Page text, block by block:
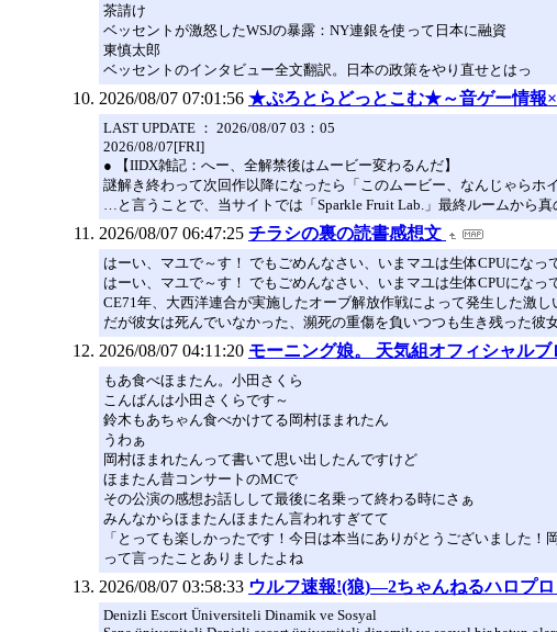
茶請け
ベッセントが激怒したWSJの暴露：NY連銀を使って日本に融資
東慎太郎
ベッセントのインタビュー全文翻訳。日本の政策をやり直せとはっ
2026/08/07 07:01:56 ★ぷろとらどっとこむ★～音ゲー情報×
LAST UPDATE ： 2026/08/07 03：05
2026/08/07[FRI]
● 【IIDX雑記：へー、全解禁後はムービー変わるんだ】
謎解き終わって次回作以降になったら「このムービー、なんじゃらホ
…と言うことで、当サイトでは「Sparkle Fruit Lab.」最終ルームから
2026/08/07 06:47:25 チラシの裏の読書感想文
はーい、マユで～す！ でもごめんなさい、いまマユは生体CPUになっ
はーい、マユで～す！ でもごめんなさい、いまマユは生体CPUになっ
CE71年、大西洋連合が実施したオーブ解放作戦によって発生した激
だが彼女は死んでいなかった、瀕死の重傷を負いつつも生き残った彼
2026/08/07 04:11:20 モーニング娘。 天気組オフィシャルブ
もあ食べほまたん。小田さくら
こんばんは小田さくらです～
鈴木もあちゃん食べかけてる岡村ほまれたん
うわぁ
岡村ほまれたんって書いて思い出したんですけど
ほまたん昔コンサートのMCで
その公演の感想お話しして最後に名乗って終わる時にさぁ
みんなからほまたんほまたん言われすぎてて
「とっても楽しかったです！今日は本当にありがとうございました！
って言ったことありましたよね
2026/08/07 03:58:33 ウルフ速報!(狼)―2ちゃんねるハロプ
Denizli Escort Üniversiteli Dinamik ve Sosyal